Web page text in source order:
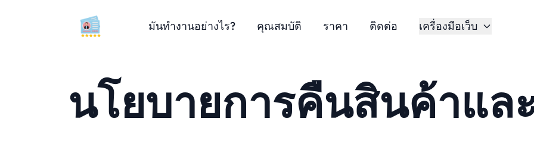
มันทำงานอย่างไร? คุณสมบัติ ราคา ติดต่อ เครื่องมือเว็บ
นโยบายการคืนสินค้าแล